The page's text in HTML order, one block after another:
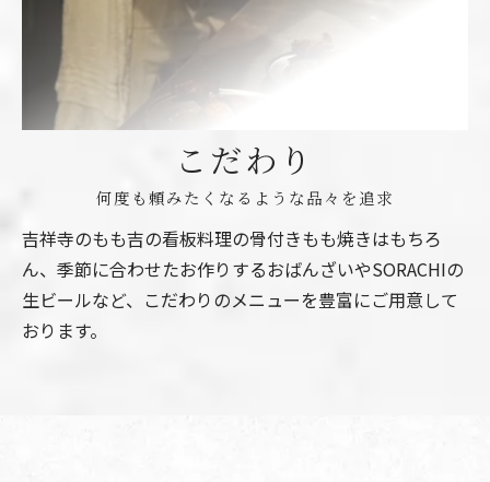
こだわり
何度も頼みたくなるような品々を追求
吉祥寺のもも吉の看板料理の骨付きもも焼きはもちろ
ん、季節に合わせたお作りするおばんざいやSORACHIの
生ビールなど、こだわりのメニューを豊富にご用意して
おります。